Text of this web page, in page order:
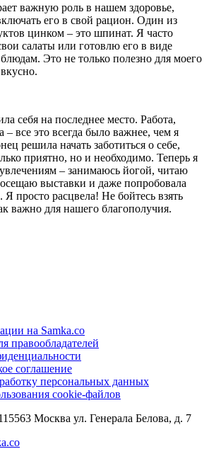
важную роль в нашем здоровье,
его в свой рацион. Один из
цинком – это шпинат. Я часто
салаты или готовлю его в виде
Это не только полезно для моего
себя на последнее место. Работа,
– все это всегда было важнее, чем я
решила начать заботиться о себе,
приятно, но и необходимо. Теперь я
– занимаюсь йогой, читаю
выставки и даже попробовала
просто расцвела! Не бойтесь взять
важно для нашего благополучия.
на Samka.co
правообладателей
соглашение
персональных данных
cookie-файлов
Москва ул. Генерала Белова, д. 7